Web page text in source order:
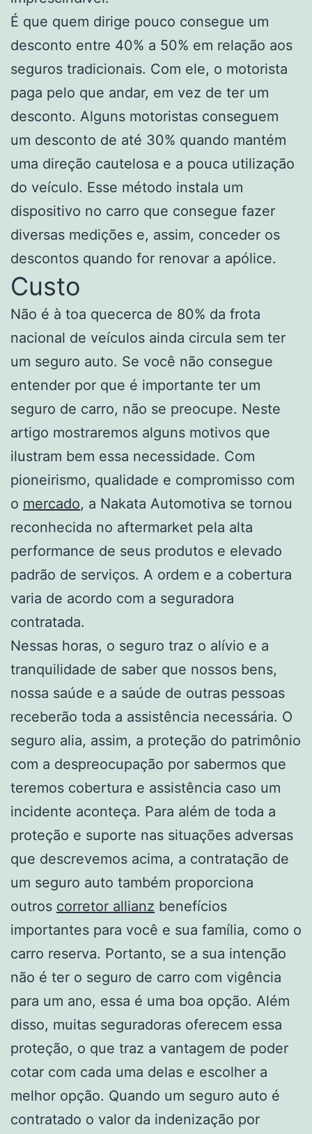
É que quem dirige pouco consegue um
desconto entre 40% a 50% em relação aos
seguros tradicionais. Com ele, o motorista
paga pelo que andar, em vez de ter um
desconto. Alguns motoristas conseguem
um desconto de até 30% quando mantém
uma direção cautelosa e a pouca utilização
do veículo. Esse método instala um
dispositivo no carro que consegue fazer
diversas medições e, assim, conceder os
descontos quando for renovar a apólice.
Custo
Não é à toa quecerca de 80% da frota
nacional de veículos ainda circula sem ter
um seguro auto. Se você não consegue
entender por que é importante ter um
seguro de carro, não se preocupe. Neste
artigo mostraremos alguns motivos que
ilustram bem essa necessidade. Com
pioneirismo, qualidade e compromisso com
o mercado, a Nakata Automotiva se tornou
reconhecida no aftermarket pela alta
performance de seus produtos e elevado
padrão de serviços. A ordem e a cobertura
varia de acordo com a seguradora
contratada.
Nessas horas, o seguro traz o alívio e a
tranquilidade de saber que nossos bens,
nossa saúde e a saúde de outras pessoas
receberão toda a assistência necessária. O
seguro alia, assim, a proteção do patrimônio
com a despreocupação por sabermos que
teremos cobertura e assistência caso um
incidente aconteça. Para além de toda a
proteção e suporte nas situações adversas
que descrevemos acima, a contratação de
um seguro auto também proporciona
outros corretor allianz benefícios
importantes para você e sua família, como o
carro reserva. Portanto, se a sua intenção
não é ter o seguro de carro com vigência
para um ano, essa é uma boa opção. Além
disso, muitas seguradoras oferecem essa
proteção, o que traz a vantagem de poder
cotar com cada uma delas e escolher a
melhor opção. Quando um seguro auto é
contratado o valor da indenização por